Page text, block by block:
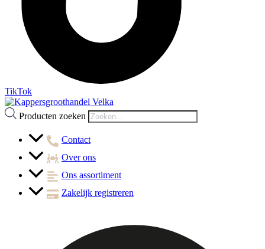
TikTok
Producten zoeken
Contact
Over ons
Ons assortiment
Zakelijk registreren